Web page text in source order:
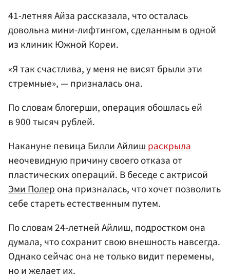
41-летняя Айза рассказала, что осталась
довольна мини-лифтингом, сделанным в одной
из клиник Южной Кореи.
«Я так счастлива, у меня не висят брыли эти
стремные», — призналась она.
По словам блогерши, операция обошлась ей
в 900 тысяч рублей.
Накануне певицаБилли Айлишраскрыла
неочевидную причину своего отказа от
пластических операций. В беседе с актрисой
Эми Полерона призналась, что хочет позволить
себе стареть естественным путем.
По словам 24-летней Айлиш, подростком она
думала, что сохранит свою внешность навсегда.
Однако сейчас она не только видит перемены,
но и желает их.